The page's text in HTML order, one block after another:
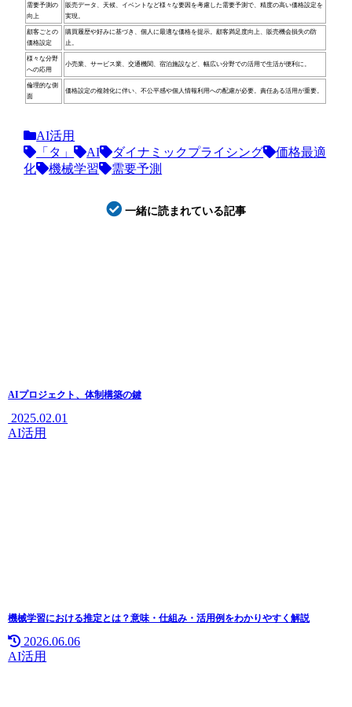
需要予測の
向上
販売データ、天候、イベントなど様々な要因を考慮した需要予測で、精度の高い価格設定を
実現。
顧客ごとの
価格設定
購買履歴や好みに基づき、個人に最適な価格を提示。顧客満足度向上、販売機会損失の防
止。
様々な分野
への応用
小売業、サービス業、交通機関、宿泊施設など、幅広い分野での活用で生活が便利に。
倫理的な側
面
価格設定の複雑化に伴い、不公平感や個人情報利用への配慮が必要。責任ある活用が重要。
AI活用
「タ」
AI ダイナミックプライシング
価格最適
化
機械学習 需要予測
一緒に読まれている記事
AIプロジェクト、体制構築の鍵
2025.02.01
AI活用
機械学習における推定とは？意味・仕組み・活用例をわかりやすく解説
2026.06.06
AI活用